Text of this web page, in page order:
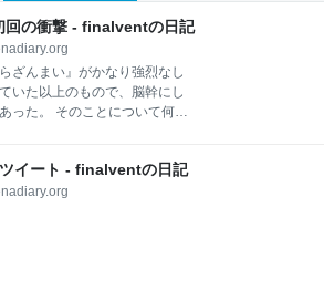
回の衝撃 - finalventの日記
ざんまい』がかなり強烈なし
いた以上のもので、脳幹にし
った。 そのことについて何か
トのような公開の場所で語る
てきたというか、嫌になって
日、はてな側から過去の
イート - finalventの日記